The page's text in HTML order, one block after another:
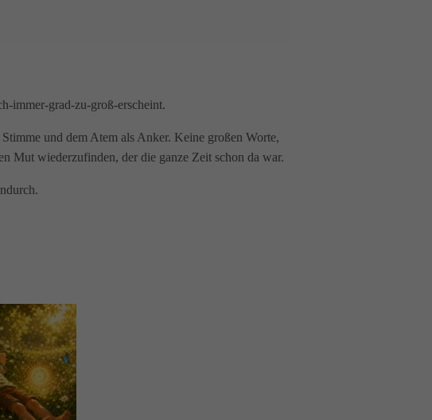
immer-grad-zu-groß-erscheint.
und dem Atem als Anker. Keine großen Worte,
Mut wiederzufinden, der die ganze Zeit schon da war.